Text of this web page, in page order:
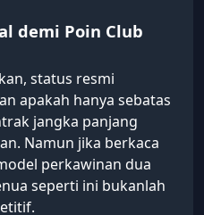
demi Poin Club
status resmi
apakah hanya sebatas
jangka panjang
Namun jika berkaca
perkawinan dua
seperti ini bukanlah